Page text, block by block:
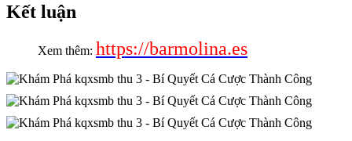
Kết luận
Xem thêm: https://barmolina.es